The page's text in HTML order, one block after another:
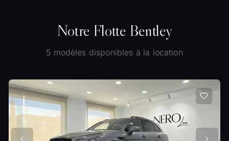
Notre Flotte Bentley
5 modèles disponibles à la location